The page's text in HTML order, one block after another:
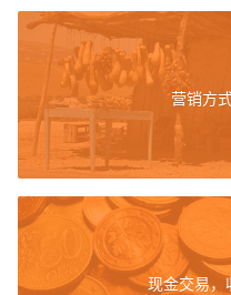
营销方
现金交易，